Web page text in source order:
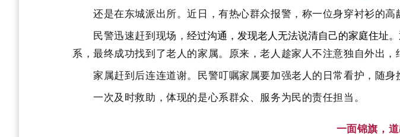
还是在东城派出所。近日，有热心群众报警，称一位身穿衬衫的高
民警迅速赶到现场，经过沟通，发现老人无法说清自己的家庭住址
系，最终成功找到了老人的家属。原来，老人趁家人不注意独自外出，
家属赶到后连连道谢。民警叮嘱家属要加强老人的日常看护，随身
一次及时救助，体现的是心系群众、服务为民的责任担当。
一面锦旗，